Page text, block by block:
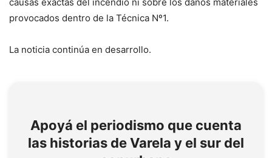
causas exactas del incendio ni sobre los daños materiales
provocados dentro de la Técnica Nº1.
La noticia continúa en desarrollo.
Apoyá el periodismo que cuenta
las historias de Varela y el sur del